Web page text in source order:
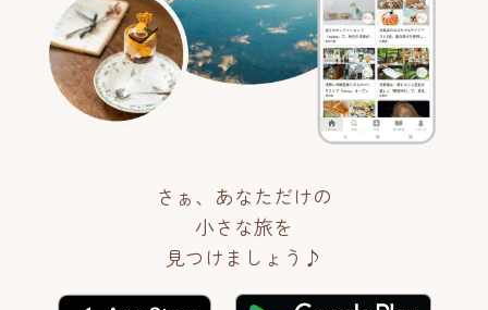
さぁ、あなただけの
小さな旅を
見つけましょう♪